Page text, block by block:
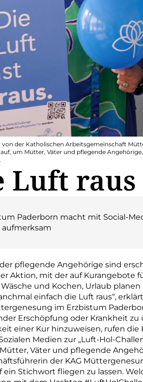
von der Katholischen Arbeitsgemeinschaft
um Mütter, Väter und pflegende
Luft
Paderborn macht mit Social-
pflegende Angehörige sind
Aktion, mit der auf Kurangebote
Wäsche und Kochen, Urlaub
einfach die Luft raus“,
im Erzbistum
Erschöpfung oder Krankheit zu
einer Kur hinzuweisen, rufen
Medien zur „Luft-Hol-
Väter und pflegende
der KAG
Stichwort fliegen zu lassen.